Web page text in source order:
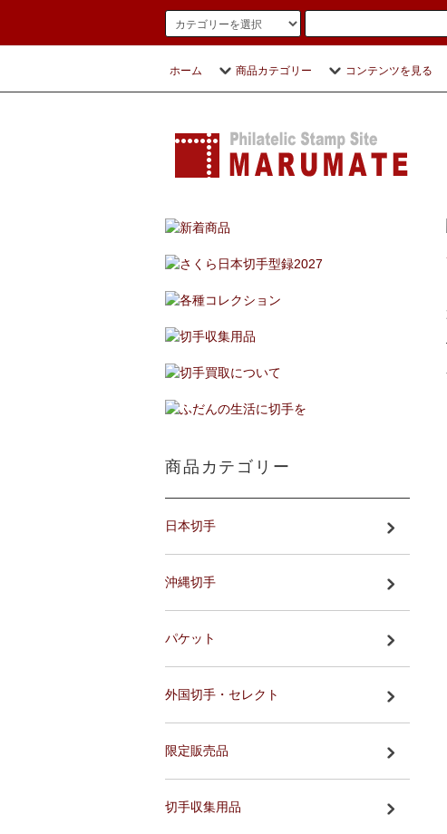
ホーム 商品カテゴリー コンテンツを見る
商品カテゴリー
日本切手
沖縄切手
パケット
外国切手・セレクト
限定販売品
切手収集用品